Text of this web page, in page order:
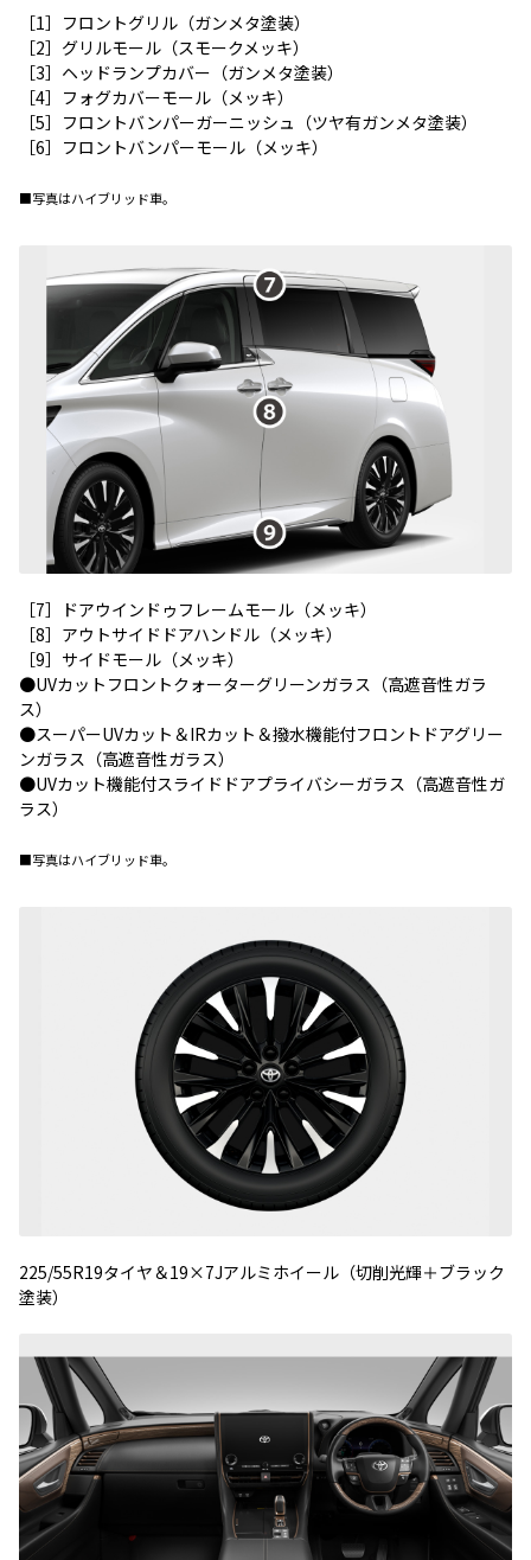
［1］フロントグリル（ガンメタ塗装）
［2］グリルモール（スモークメッキ）
［3］ヘッドランプカバー（ガンメタ塗装）
［4］フォグカバーモール（メッキ）
［5］フロントバンパーガーニッシュ（ツヤ有ガンメタ塗装）
［6］フロントバンパーモール（メッキ）
■写真はハイブリッド車。
［7］ドアウインドゥフレームモール（メッキ）
［8］アウトサイドドアハンドル（メッキ）
［9］サイドモール（メッキ）
●UVカットフロントクォーターグリーンガラス（高遮音性ガラ
ス）
●スーパーUVカット＆IRカット＆撥水機能付フロントドアグリー
ンガラス（高遮音性ガラス）
●UVカット機能付スライドドアプライバシーガラス（高遮音性ガ
ラス）
■写真はハイブリッド車。
225/55R19タイヤ＆19×7Jアルミホイール（切削光輝＋ブラック
塗装）